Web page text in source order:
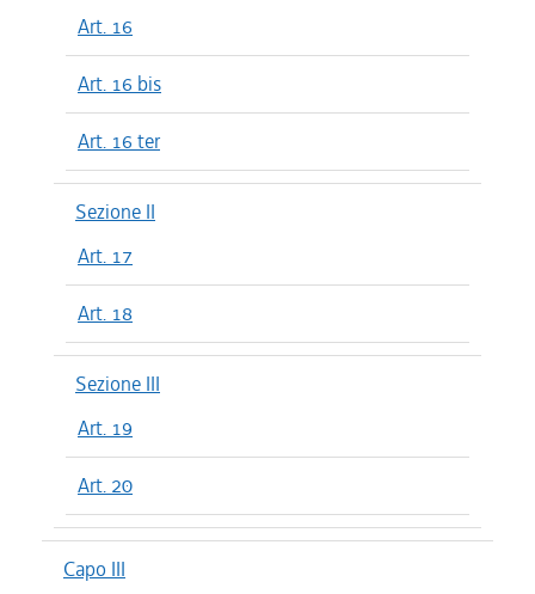
Art. 16
Art. 16 bis
Art. 16 ter
Sezione II
Art. 17
Art. 18
Sezione III
Art. 19
Art. 20
Capo III